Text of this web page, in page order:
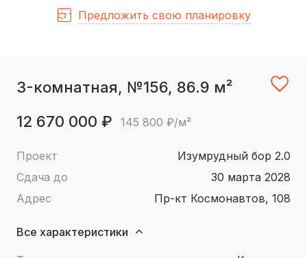
Предложить свою планировку
3-комнатная, №156, 86.9 м²
12 670 000 ₽
145 800 ₽/м²
Проект
Изумрудный бор 2.0
Сдача до
30 марта 2028
Адрес
пр-кт Космонавтов, 108
Все характеристики